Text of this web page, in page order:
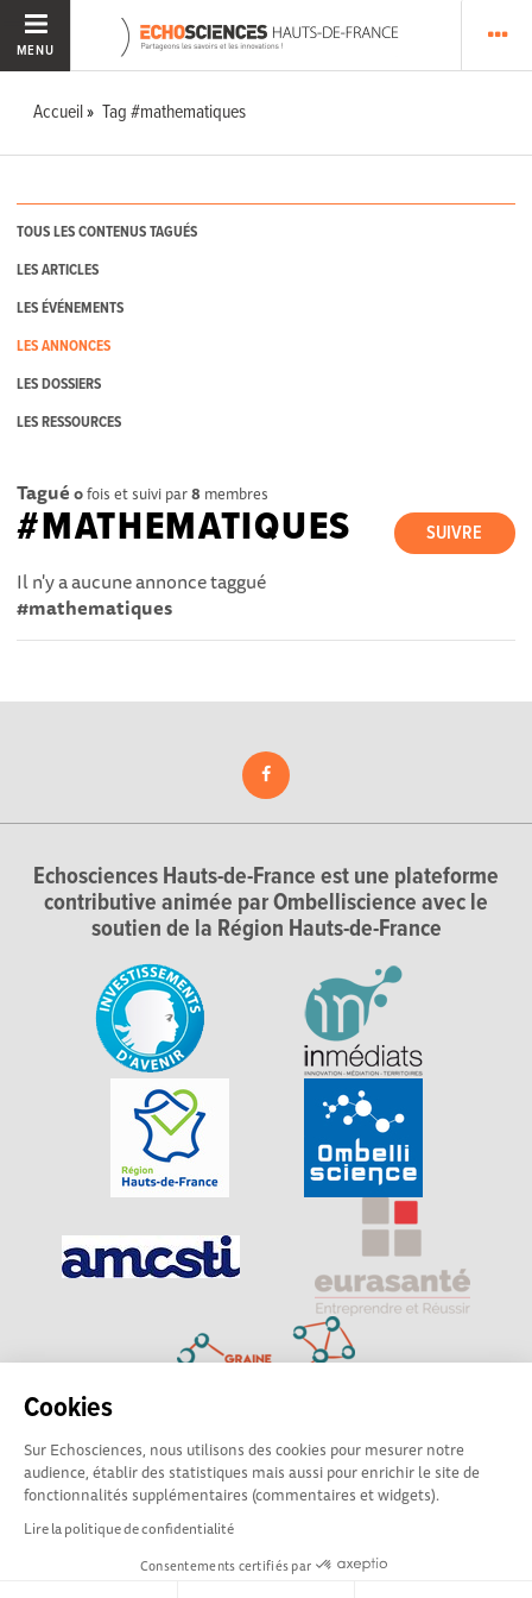
Cookies
Sur Echosciences, nous utilisons des cookies pour mesurer notre
audience, établir des statistiques mais aussi pour enrichir le site de
fonctionnalités supplémentaires (commentaires et widgets).
Lire la politique de confidentialité
Consentements certifiés par
MENU
Accueil Tag #mathematiques
TOUS LES CONTENUS TAGUÉS
LES ARTICLES
LES ÉVÉNEMENTS
LES ANNONCES
LES DOSSIERS
LES RESSOURCES
Tagué 0fois et suivi par8 membres
SUIVRE
#MATHEMATIQUES
Il n'y a aucune annonce taggué
#mathematiques
Echosciences Hauts-de-France est une plateforme
contributive animée par Ombelliscience avec le
soutien de la Région Hauts-de-France
Explorer, s’exprimer, rentrer en contact : Echosciences
Hauts-de-France est le réseau social des amateurs de
sciences et de technologies du territoire
Mentions légales|Politique de confidentialité